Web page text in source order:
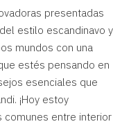
presentadas
estilo escandinavo y
mundos con una
estés pensando en
esenciales que
¡Hoy estoy
comunes entre interior